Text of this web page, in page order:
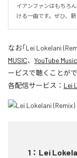
イアンファンはもちろ
ける一曲です。ぜひ、
なお「Lei Lokelani
MUSIC、 YouTube Music
ービスで聴くことがで
各配信サービス： Lei
1 ： Lei